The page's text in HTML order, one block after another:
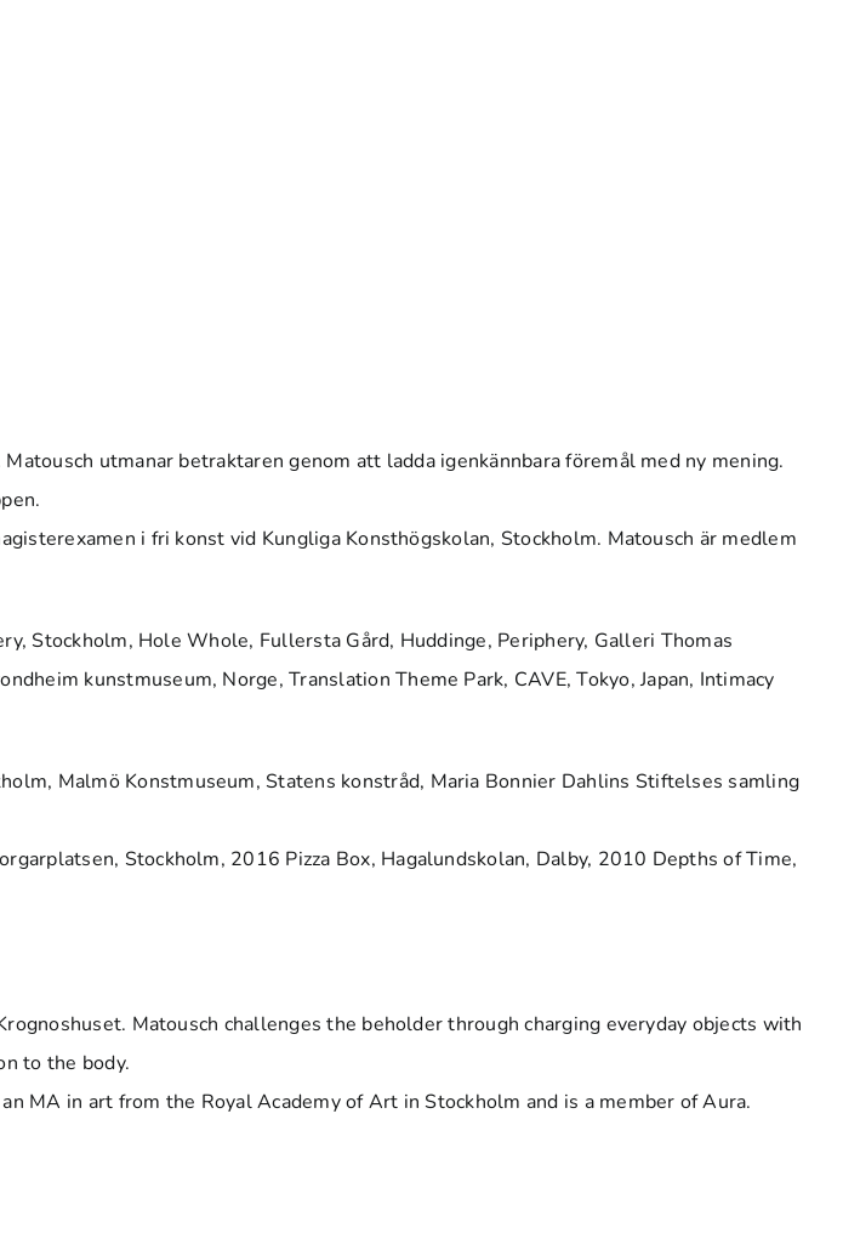
utmanar betraktaren genom att ladda igenkännbara föremål med ny mening.
i fri konst vid Kungliga Konsthögskolan, Stockholm. Matousch är medlem
Stockholm, Hole Whole, Fullersta Gård, Huddinge, Periphery, Galleri Thomas
kunstmuseum, Norge, Translation Theme Park, CAVE, Tokyo, Japan, Intimacy
Malmö Konstmuseum, Statens konstråd, Maria Bonnier Dahlins Stiftelses samling
Stockholm, 2016 Pizza Box, Hagalundskolan, Dalby, 2010 Depths of Time,
Matousch challenges the beholder through charging everyday objects with
to the body.
MA in art from the Royal Academy of Art in Stockholm and is a member of Aura.